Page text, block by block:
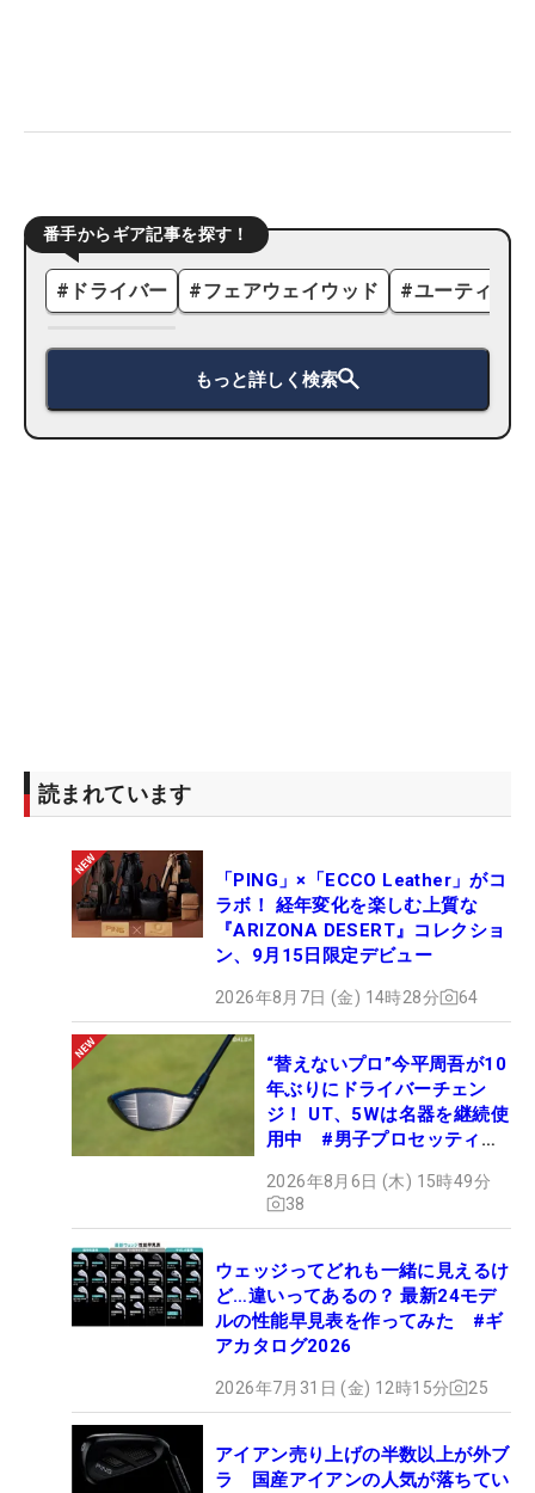
番手からギア記事を探す！
# ドライバー #フェアウェイウッド #ユーティリ
もっと詳しく検索
読まれています
「PING」×「ECCO Leather」がコ
ラボ！ 経年変化を楽しむ上質な
『ARIZONA DESERT』コレクショ
ン、9月15日限定デビュー
2026年8月7日 (金) 14時28分 64
“替えないプロ”今平周吾が10
年ぶりにドライバーチェン
ジ！ UT、5Wは名器を継続使
用中 #男子プロセッティン
2026年8月6日 (木) 15時49分
38
ウェッジってどれも一緒に見えるけ
ど…違いってあるの？ 最新24モデ
ルの性能早見表を作ってみた #ギ
アカタログ2026
2026年7月31日 (金) 12時15分 25
アイアン売り上げの半数以上が外ブ
ラ 国産アイアンの人気が落ちてい